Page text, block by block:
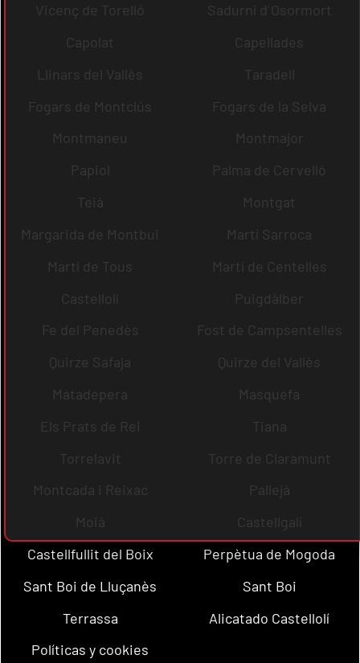
Vicenç de Torelló
Sadurní d´Osormort
Capolat
Capellades
Llinars del Vallès
Taradell
Fogars de Montclús
Fogars de la Selva
Montmaneu
Montmajor
Papiol
Palma de Cervelló
Teià
Montgat
Margarida de Montbui
Martí Sarroca
Martí de Tous
Martí de Centelles
Castellolí
Puigdàlber
Fe del Penedès
Fost de Campsentelles
Quirze Safaja
Quirze del Vallès
Matadepera
Masquefa
Els Prats de Rei
Tiana
Torrelavit
Torre de Claramunt
Montcada i Reixac
Pallejà
Moià
Castellgalí
Castellfullit del Boix
Perpètua de Mogoda
Sant Boi de Lluçanès
Sant Boi
Terrassa
Alicatado Castellolí
Políticas y cookies